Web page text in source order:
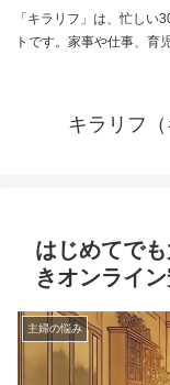
「キラリフ」は、忙しい
トです。家事や仕事、育
キラリフ
はじめてで
きオンライ
主婦の悩み